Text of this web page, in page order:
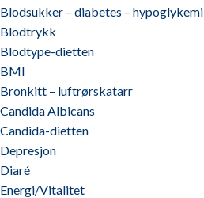
Blodsukker – diabetes – hypoglykemi
Blodtrykk
Blodtype-dietten
BMI
Bronkitt – luftrørskatarr
Candida Albicans
Candida-dietten
Depresjon
Diaré
Energi/Vitalitet